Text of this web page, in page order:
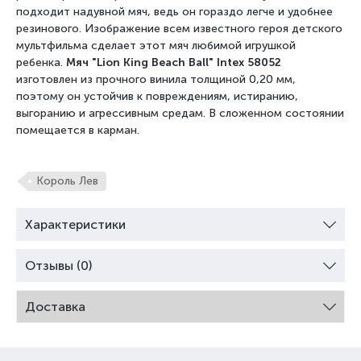
подходит надувной мяч, ведь он гораздо легче и удобнее
резинового. Изображение всем известного героя детского
мультфильма сделает этот мяч любимой игрушкой
ребенка. Мяч "Lion King Beach Ball" Intex 58052
изготовлен из прочного винила толщиной 0,20 мм,
поэтому он устойчив к повреждениям, истиранию,
выгоранию и агрессивным средам. В сложенном состоянии
помещается в карман.
Король Лев
Характеристики
Отзывы (0)
Доставка